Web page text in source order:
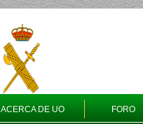
ACERCA DE UO FORO